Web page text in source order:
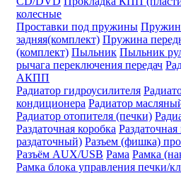
колесные
Проставки под пружины
задняя(комплект) Пружина
(комплект) Пыльник Пыльник
рычага переключения передач
АКПП
Радиатор гидроусилителя
кондиционера Радиатор
Радиатор отопителя (печки)
Раздаточная коробка
раздаточный) Разъем (фишка)
Разъём AUX/USB Рама Рамка
Рамка блока управления печки/